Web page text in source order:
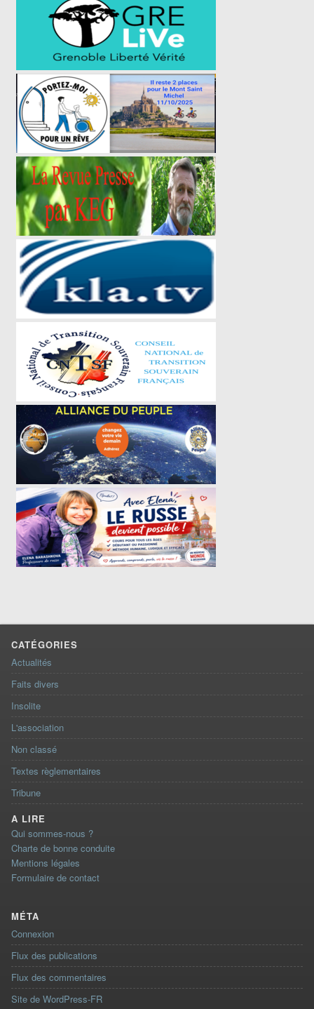
CATÉGORIES
Actualités
Faits divers
Insolite
L'association
Non classé
Textes règlementaires
Tribune
A LIRE
Qui sommes-nous ?
Charte de bonne conduite
Mentions légales
Formulaire de contact
MÉTA
Connexion
Flux des publications
Flux des commentaires
Site de WordPress-FR